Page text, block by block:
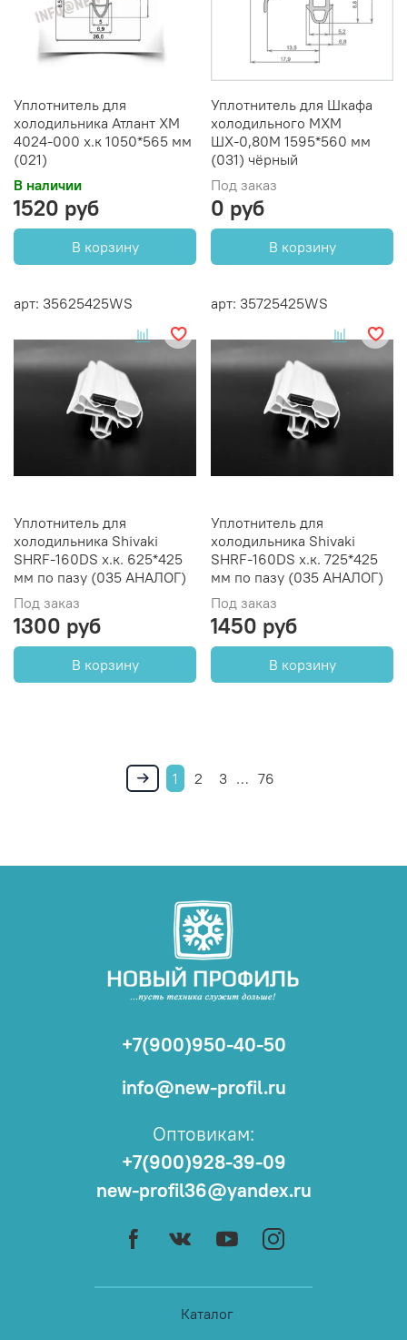
Уплотнитель для
холодильника Атлант ХМ
4024-000 х.к 1050*565 мм
(021)
В наличии
1520 руб
В корзину
Уплотнитель для Шкафа
холодильного МХМ
ШХ-0,80М 1595*560 мм
(031) чёрный
Под заказ
0 руб
В корзину
арт: 35625425WS
Уплотнитель для
холодильника Shivaki
SHRF-160DS х.к. 625*425
мм по пазу (035 АНАЛОГ)
Под заказ
1300 руб
В корзину
арт: 35725425WS
Уплотнитель для
холодильника Shivaki
SHRF-160DS х.к. 725*425
мм по пазу (035 АНАЛОГ)
Под заказ
1450 руб
В корзину
1 2 3 … 76
Каталог
+7(900)950-40-50
info@new-profil.ru
Оптовикам:
+7(900)928-39-09
new-profil36@yandex.ru